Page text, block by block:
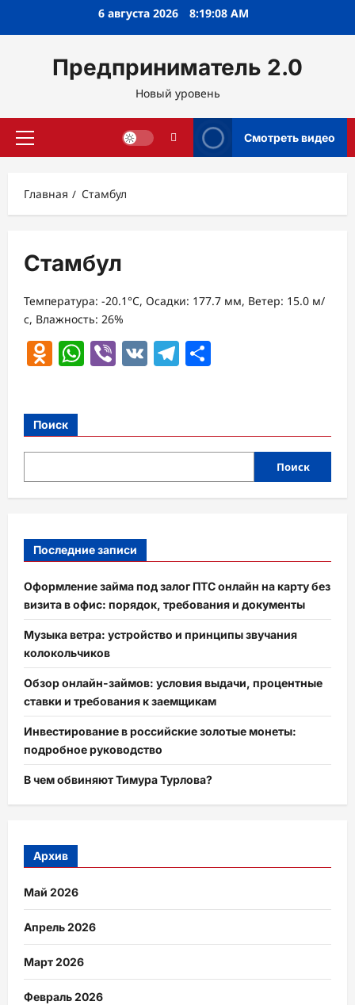
6 августа 2026 8:19:08 AM
Предприниматель 2.0
Новый уровень
Основное
Смотреть видео
Главная Стамбул
Стамбул
Температура: -20.1°C, Осадки: 177.7 мм, Ветер: 15.0 м/
с, Влажность: 26%
Odnoklassniki
WhatsApp
Viber
VK Telegram
Поиск
Поиск
Последние записи
Оформление займа под залог ПТС онлайн на карту без
визита в офис: порядок, требования и документы
Музыка ветра: устройство и принципы звучания
колокольчиков
Обзор онлайн-займов: условия выдачи, процентные
ставки и требования к заемщикам
Инвестирование в российские золотые монеты:
подробное руководство
В чем обвиняют Тимура Турлова?
Архив
Май 2026
Апрель 2026
Март 2026
Февраль 2026